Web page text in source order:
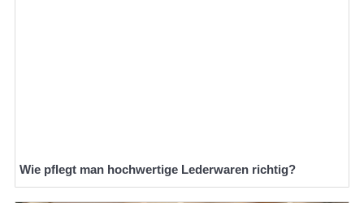
Wie pflegt man hochwertige Lederwaren richtig?